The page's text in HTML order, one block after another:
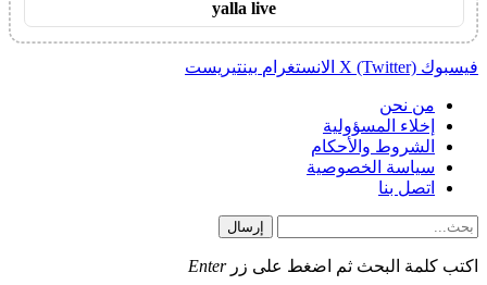
yalla live
فيسبوك X (Twitter) الانستغرام بينتيريست
من نحن
إخلاء المسؤولية
الشروط والأحكام
سياسة الخصوصية
اتصل بنا
إرسال
اكتب كلمة البحث ثم اضغط على زرEnter